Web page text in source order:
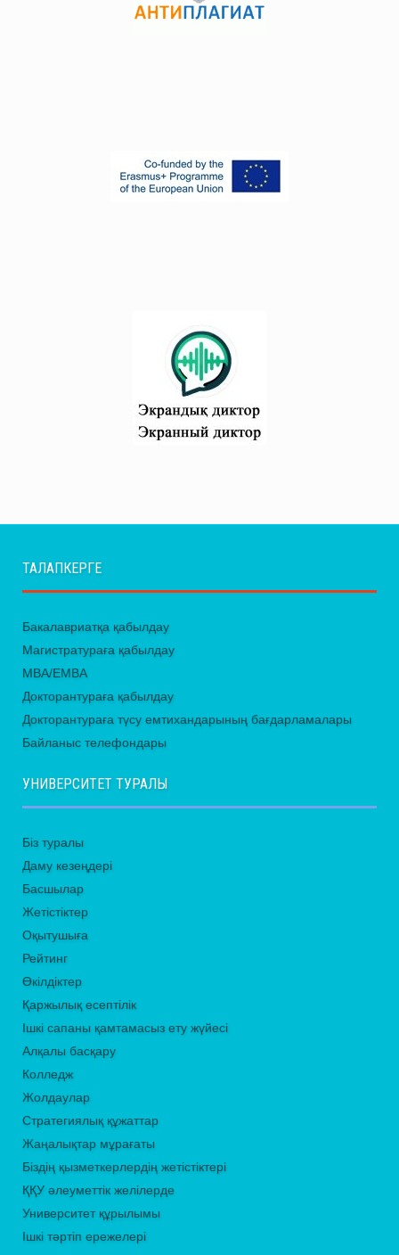
ТАЛАПКЕРГЕ
Бакалавриатқа қабылдау
Магистратураға қабылдау
MBA/EMBA
Докторантураға қабылдау
Докторантураға түсу емтихандарының бағдарламалары
Байланыс телефондары
УНИВЕРСИТЕТ ТУРАЛЫ
Біз туралы
Даму кезеңдері
Басшылар
Жетістіктер
Оқытушыға
Рейтинг
Өкілдіктер
Қаржылық есептілік
Ішкі сапаны қамтамасыз ету жүйесі
Алқалы басқару
Колледж
Жолдаулар
Стратегиялық құжаттар
Жаңалықтар мұрағаты
Біздің қызметкерлердің жетістіктері
ҚҚУ әлеуметтік желілерде
Университет құрылымы
Ішкі тәртіп ережелері